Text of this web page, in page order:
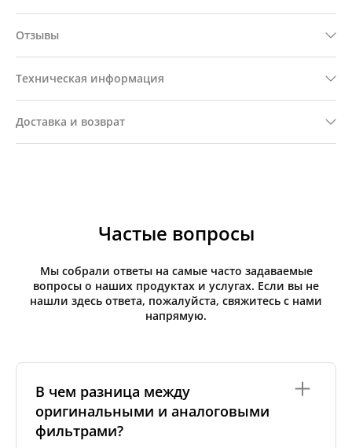
Отзывы
Техническая информация
Доставка и возврат
Частые вопросы
Мы собрали ответы на самые часто задаваемые
вопросы о наших продуктах и услугах. Если вы не
нашли здесь ответа, пожалуйста, свяжитесь с нами
напрямую.
В чем разница между
оригинальными и аналоговыми
фильтрами?